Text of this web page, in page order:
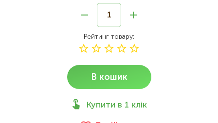
Рейтинг товару
В кошик
Купити в 1 клік